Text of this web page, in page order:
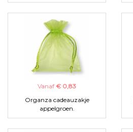
Vanaf € 0,83
Organza cadeauzakje
appelgroen.